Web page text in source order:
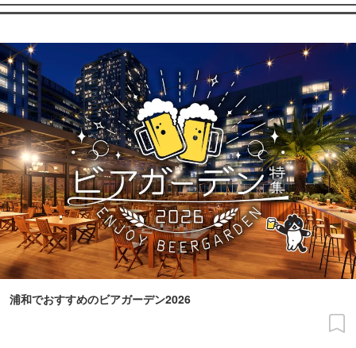
浦和でおすすめのビアガーデン2026